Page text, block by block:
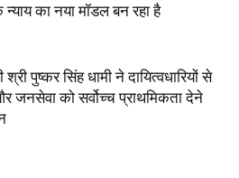
न्याय का नया मॉडल बन रहा है
पुष्कर सिंह धामी ने दायित्वधारियों से
जनसेवा को सर्वोच्च प्राथमिकता देने